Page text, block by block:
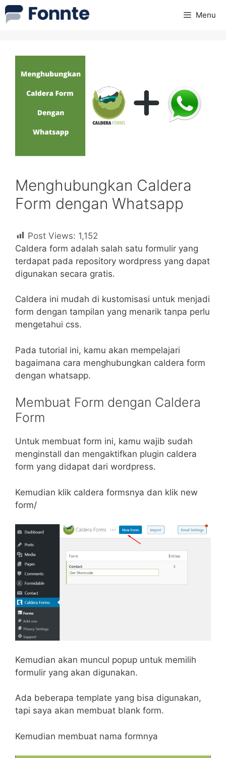
Skip
to
Menu
Menghubungkan Caldera
Form dengan Whatsapp
Post Views: 1,152
Caldera form adalah salah satu formulir yang
terdapat pada repository wordpress yang dapat
digunakan secara gratis.
Caldera ini mudah di kustomisasi untuk menjadi
form dengan tampilan yang menarik tanpa perlu
mengetahui css.
Pada tutorial ini, kamu akan mempelajari
bagaimana cara menghubungkan caldera form
dengan whatsapp.
Membuat Form dengan Caldera
Form
Untuk membuat form ini, kamu wajib sudah
menginstall dan mengaktifkan plugin caldera
form yang didapat dari wordpress.
Kemudian klik caldera formsnya dan klik new
form/
Kemudian akan muncul popup untuk memilih
formulir yang akan digunakan.
Ada beberapa template yang bisa digunakan,
tapi saya akan membuat blank form.
Kemudian membuat nama formnya